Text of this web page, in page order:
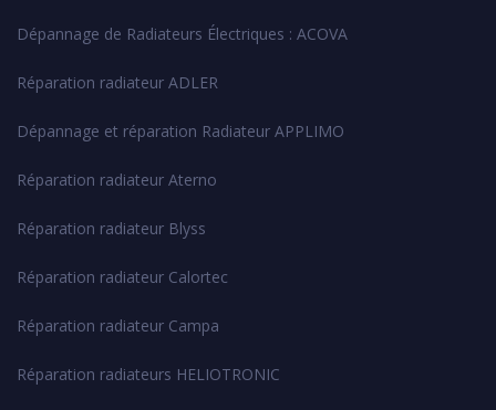
Dépannage de Radiateurs Électriques : ACOVA
Réparation radiateur ADLER
Dépannage et réparation Radiateur APPLIMO
Réparation radiateur Aterno
Réparation radiateur Blyss
Réparation radiateur Calortec
Réparation radiateur Campa
Réparation radiateurs HELIOTRONIC